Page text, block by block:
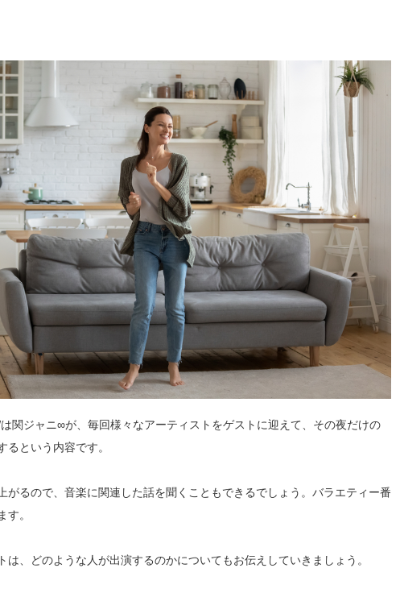
関ジャニ∞が、毎回様々なアーティストをゲストに迎えて、その夜だけの
るという内容です。
がるので、音楽に関連した話を聞くこともできるでしょう。バラエティー番
す。
は、どのような人が出演するのかについてもお伝えしていきましょう。